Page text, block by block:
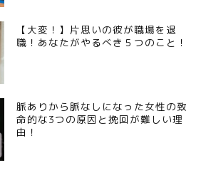
【大変！】片思いの彼が職場を退
職！あなたがやるべき５つのこと！
脈ありから脈なしになった女性の致
命的な3つの原因と挽回が難しい理
由！